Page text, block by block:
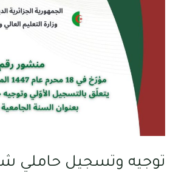
توجيه وتسجيل حاملي